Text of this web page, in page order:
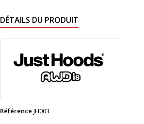
DÉTAILS DU PRODUIT
Référence JH003